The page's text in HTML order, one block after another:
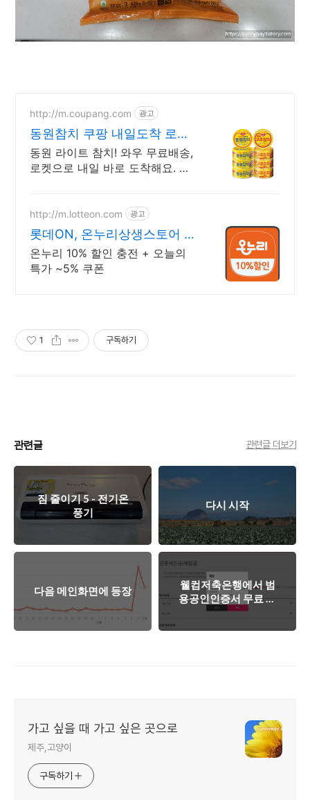
http://m.coupang.com 광고
동원참치 쿠팡 내일도착 로켓
배송
동원 라이트 참치! 와우 무료배송,
로켓으로 내일 바로 도착해요. 합
http://m.lotteon.com 광고
롯데ON, 온누리상생스토어 강
력 추천 상품 보러가기
온누리 10% 할인 충전 + 오늘의
특가 ~5% 쿠폰
1 구독하기
관련글 관련글 더보기
짐 줄이기 5 - 전기온
풍기
다시 시작
다음 메인화면에 등장
웰컴저축은행에서 범
용공인인증서 무료 발
급
가고 싶을 때 가고 싶은 곳으로
제주,고양이
구독하기